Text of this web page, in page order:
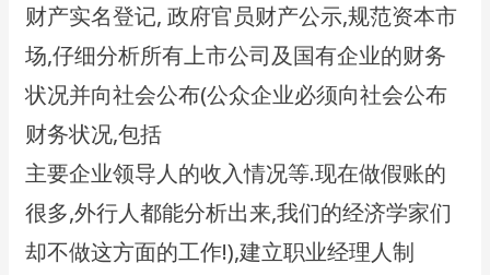
财产实名登记, 政府官员财产公示,规范资本市
场,仔细分析所有上市公司及国有企业的财务
状况并向社会公布(公众企业必须向社会公布
财务状况,包括
主要企业领导人的收入情况等.现在做假账的
很多,外行人都能分析出来,我们的经济学家们
却不做这方面的工作!),建立职业经理人制